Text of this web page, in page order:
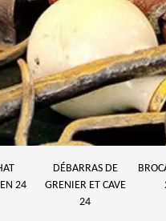
24
DÉBARRAS DE
GRENIER ET CAVE
24